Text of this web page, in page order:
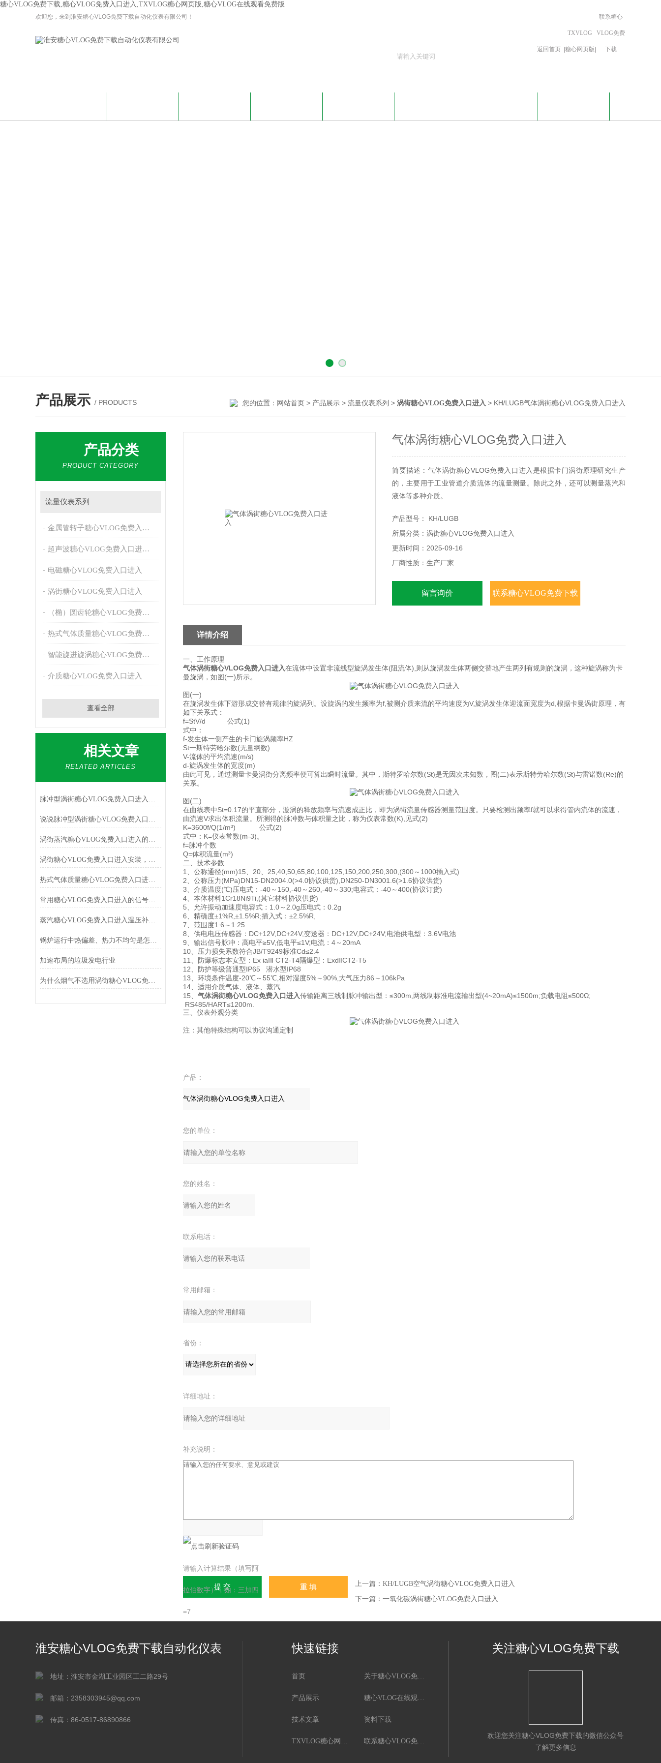
糖心VLOG免费下载,糖心VLOG免费入口进入,TXVLOG糖心网页版,糖心VLOG在线观看免费版
欢迎您，来到淮安糖心VLOG免费下载自动化仪表有限公司！
返回首页
TXVLOG
糖心网页版
联系糖心
VLOG免费
下载
产品展示 / PRODUCTS 您的位置： 网站首页 > 产品展示 > 流量仪表系列 > 涡街糖心VLOG免费入口进入 > KH/LUGB气体涡街糖心VLOG免费入口进入
产品分类
PRODUCT CATEGORY
流量仪表系列
金属管转子糖心VLOG免费入口进入
超声波糖心VLOG免费入口进入（冷热量表）
电磁糖心VLOG免费入口进入
涡街糖心VLOG免费入口进入
（椭）圆齿轮糖心VLOG免费入口进入
热式气体质量糖心VLOG免费入口进入
智能旋进旋涡糖心VLOG免费入口进入
介质糖心VLOG免费入口进入
查看全部
相关文章
RELATED ARTICLES
脉冲型涡街糖心VLOG免费入口进入：工业流量测量的高效利器与使用指南
说说脉冲型涡街糖心VLOG免费入口进入的特点概述
涡街蒸汽糖心VLOG免费入口进入的优势主要体现在这些方面！
涡街糖心VLOG免费入口进入安装，咋样才能不犯错
热式气体质量糖心VLOG免费入口进入能否代替涡街糖心VLOG免费入口进入？
常用糖心VLOG免费入口进入的信号类型以及接线方式
蒸汽糖心VLOG免费入口进入温压补偿要从生产实际出发
锅炉运行中热偏差、热力不均匀是怎样产生的？
加速布局的垃圾发电行业
为什么烟气不选用涡街糖心VLOG免费入口进入？
气体涡街糖心VLOG免费入口进入
简要描述：气体涡街糖心VLOG免费入口进入是根据卡门涡街原理研究生产
的，主要用于工业管道介质流体的流量测量。除此之外，还可以测量蒸汽和
液体等多种介质。
产品型号： KH/LUGB
所属分类：涡街糖心VLOG免费入口进入
更新时间：2025-09-16
厂商性质：生产厂家
留言询价 联系糖心VLOG免费下载
详情介绍
一、工作原理
气体涡街糖心VLOG免费入口进入在流体中设置非流线型旋涡发生体(阻流体),则从旋涡发生体两侧交替地产生两列有规则的旋涡，这种旋涡称为卡
曼旋涡，如图(一)所示。
图(一)
在旋涡发生体下游形成交替有规律的旋涡列。设旋涡的发生频率为f,被测介质来流的平均速度为V,旋涡发生体迎流面宽度为d,根据卡曼涡街原理，有
如下关系式：
f=StV/d 公式(1)
式中：
f-发生体一侧产生的卡门旋涡频率HZ
St一斯特劳哈尔数(无量纲数)
V-流体的平均流速(m/s)
d-旋涡发生体的宽度(m)
由此可见，通过测量卡曼涡街分离频率便可算出瞬时流量。其中，斯特罗哈尔数(St)是无因次未知数，图(二)表示斯特劳哈尔数(St)与雷诺数(Re)的
关系。
图(二)
在曲线表中St=0.17的平直部分，漩涡的释放频率与流速成正比，即为涡街流量传感器测量范围度。只要检测出频率f就可以求得管内流体的流速，
由流速V求出体积流量。所测得的脉冲数与体积量之比，称为仪表常数(K),见式(2)
K=3600f/Q(1/m³) 公式(2)
式中：K=仪表常数(m-3)。
f=脉冲个数
Q=体积流量(m³)
二、技术参数
1、公称通径(mm)15、20、25,40,50,65,80,100,125,150,200,250,300,(300～1000插入式)
2、公称压力(MPa)DN15-DN2004.0(>4.0协议供货),DN250-DN3001.6(>1.6协议供货)
3、介质温度(℃)压电式：-40～150,-40～260,-40～330;电容式：-40～400(协议订货)
4、本体材料1Cr18Ni9Ti,(其它材料协议供货)
5、允许振动加速度电容式：1.0～2.0g压电式：0.2g
6、精确度±1%R,±1.5%R;插入式：±2.5%R,
7、范围度1:6～1:25
8、供电电压传感器：DC+12V,DC+24V;变送器：DC+12V,DC+24V;电池供电型：3.6V电池
9、输出信号脉冲：高电平≥5V,低电平≤1V;电流：4～20mA
10、压力损失系数符合JB/T9249标准Cd≤2.4
11、防爆标志本安型：Ex iaIⅡ CT2-T4隔爆型：ExdⅡCT2-T5
12、防护等级普通型IP65 潜水型IP68
13、环境条件温度-20℃～55℃,相对湿度5%～90%,大气压力86～106kPa
14、适用介质气体、液体、蒸汽
15、 气体涡街糖心VLOG免费入口进入传输距离三线制脉冲输出型：≤300m,两线制标准电流输出型(4~20mA)≤1500m;负载电阻≤500Ω;
RS485/HART≤1200m.
三、仪表外观分类
注：其他特殊结构可以协议沟通定制
产品：
您的单位：
您的姓名：
联系电话：
常用邮箱：
省份：
详细地址：
补充说明：
请输入计算结果（填写阿
拉伯数字），如：三加四
=7
上一篇： KH/LUGB空气涡街糖心VLOG免费入口进入
下一篇： 一氧化碳涡街糖心VLOG免费入口进入
淮安糖心VLOG免费下载自动化仪表
地址：淮安市金湖工业园区工二路29号
邮箱：2358303945@qq.com
传真：86-0517-86890866
快速链接
首页 关于糖心VLOG免费下载
产品展示 糖心VLOG在线观看免费版资讯
技术文章 资料下载
TXVLOG糖心网页版 联系糖心VLOG免费下载
关注糖心VLOG免费下载
欢迎您关注糖心VLOG免费下载的微信公众号
了解更多信息